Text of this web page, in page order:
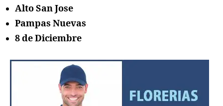
Alto San Jose
Pampas Nuevas
8 de Diciembre